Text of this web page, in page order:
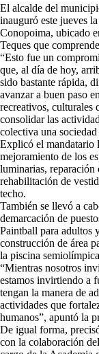
El alcalde del
inauguró este jueves
Conopoima, ubicado
Teques que
“Esto fue un
que, al día de hoy,
sido bastante rápida,
avanzar a buen paso
recreativos, culturales
consolidar las
colectiva una
Explicó el mandatario
mejoramiento de los
luminarias, reparación
rehabilitación de
techo.
También se llevó a
demarcación de
Paintball para adultos
construcción de área
la piscina
“Mientras nosotros
estamos invirtiendo a
tengan la manera de
actividades que
humanos”, apuntó la
De igual forma,
con la colaboración